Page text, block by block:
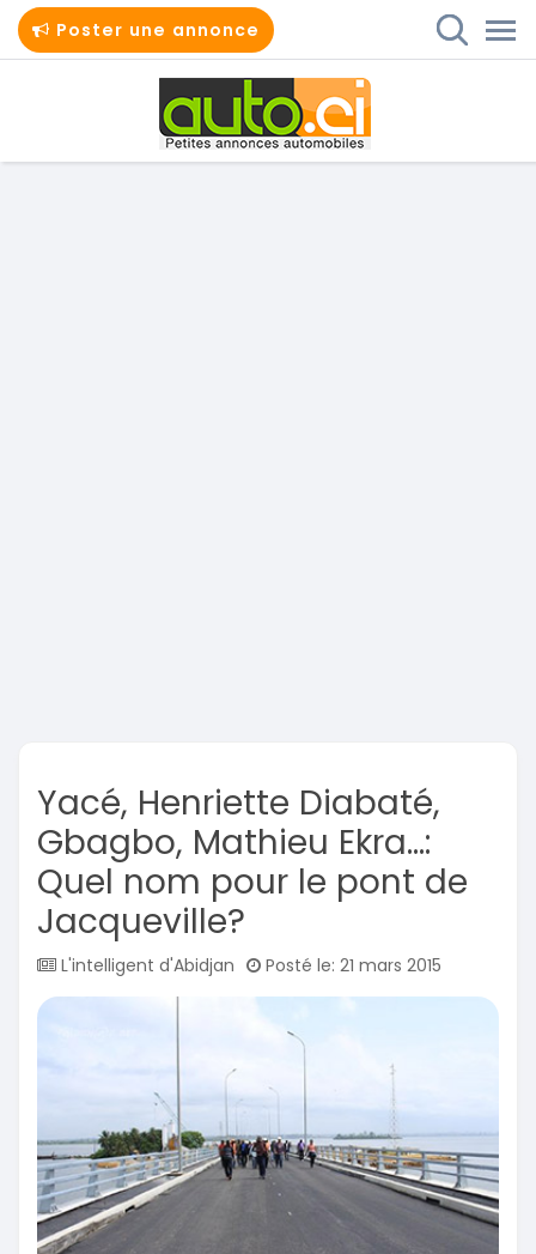
Poster une annonce
Yacé, Henriette Diabaté,
Gbagbo, Mathieu Ekra...:
Quel nom pour le pont de
Jacqueville?
L'intelligent d'Abidjan Posté le: 21 mars 2015